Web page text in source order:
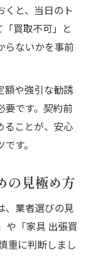
くと、当日のト
買取不可」と
らないかを事前
額や強引な勧誘
要です。契約前
ることが、安心
す。
の見極め方
、業者選びの見
や「家具 出張買
重に判断しまし